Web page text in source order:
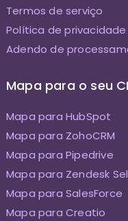
Termos de serviço
Política de privacidade
Adendo de
Mapa para o seu
Mapa para HubSpot
Mapa para ZohoCRM
Mapa para Pipedrive
Mapa para Zendesk
Mapa para SalesForce
Mapa para Creatio